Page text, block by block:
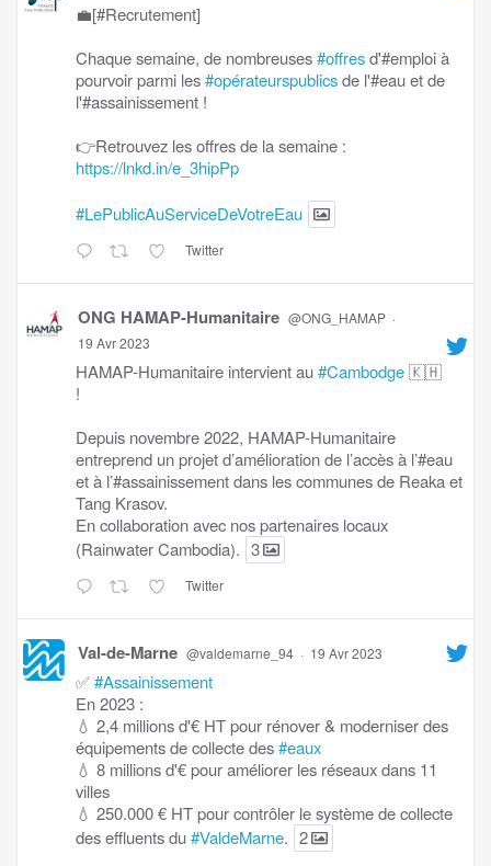
💼[#Recrutement]
Chaque semaine, de nombreuses#offresd'#emploi à
pourvoir parmi les#opérateurspublicsde l'#eau et de
l'#assainissement !
👉Retrouvez les offres de la semaine :
https://lnkd.in/e_3hipPp
#LePublicAuServiceDeVotreEau
Twitter
ONG HAMAP-Humanitaire @ONG_HAMAP ·
19 Avr 2023
HAMAP-Humanitaire intervient au#Cambodge🇰🇭
!
Depuis novembre 2022, HAMAP-Humanitaire
entreprend un projet d’amélioration de l’accès à l’#eau
et à l’#assainissement dans les communes de Reaka et
Tang Krasov.
En collaboration avec nos partenaires locaux
(Rainwater Cambodia). 3
Twitter
Val-de-Marne @valdemarne_94 · 19 Avr 2023
✅#Assainissement
En 2023 :
💧 2,4 millions d'€ HT pour rénover & moderniser des
équipements de collecte des#eaux
💧 8 millions d'€ pour améliorer les réseaux dans 11
villes
💧 250.000 € HT pour contrôler le système de collecte
des effluents du#ValdeMarne. 2